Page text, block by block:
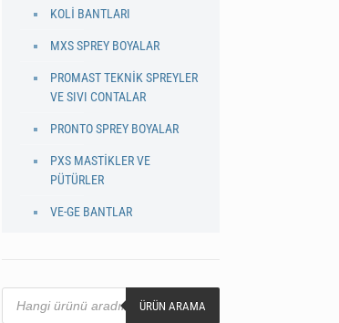
KOLİ BANTLARI
MXS SPREY BOYALAR
PROMAST TEKNİK SPREYLER
VE SIVI CONTALAR
PRONTO SPREY BOYALAR
PXS MASTİKLER VE
PÜTÜRLER
VE-GE BANTLAR
Products
search
ÜRÜN ARAMA